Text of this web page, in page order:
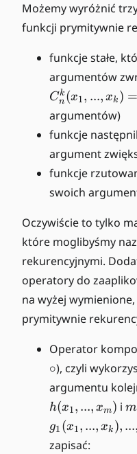
Możemy wyróżnić
funkcji prymitywnie
funkcje stałe,
argumentów
Cn
k (x1, ..., xk ) =
argumentów)
funkcje
argument
funkcje
swoich
Oczywiście to tylko
które moglibyśmy
rekurencyjnymi.
operatory do
na wyżej
prymitywnie
Operator
∘), czyli
argumentu
h(x1, ..., xm) im
m
g1 (x1, ..., xk ), ...,
zapisać: